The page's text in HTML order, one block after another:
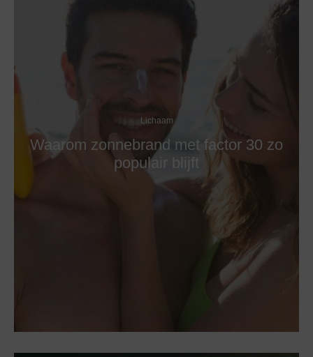
Lichaam
Waarom zonnebrand met factor 30 zo
populair blijft